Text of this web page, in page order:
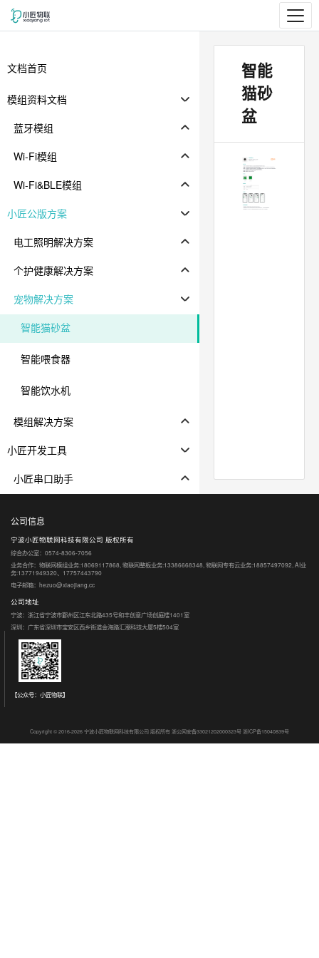
文档首页
模组资料文档
蓝牙模组
Wi-Fi模组
Wi-Fi&BLE模组
小匠公版方案
电工照明解决方案
个护健康解决方案
宠物解决方案
智能猫砂盆
智能喂食器
智能饮水机
模组解决方案
小匠开发工具
小匠串口助手
智能
猫砂
盆
公司信息
宁波小匠物联网科技有限公司 版权所有
综合办公室：0574-8306-7056
业务合作：物联网模组业务:18069117868, 物联网整板业务:13386668348, 物联网专有云业务:18857497092, AI业
务:13771949320、17757443790
电子邮箱：hezuo@xiaojiang.cc
公司地址
宁波：浙江省宁波市鄞州区江东北路435号和丰创意广场创庭楼1401室
深圳：广东省深圳市宝安区西乡街道金海路汇潮科技大厦5楼504室
【公众号：小匠物联】
Copyright © 2016-2026 宁波小匠物联网科技有限公司 版权所有 浙公网安备33021202000323号 浙ICP备15040839号